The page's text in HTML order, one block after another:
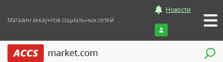
Магазин аккаунтов социальных сетей
Новости
Войти